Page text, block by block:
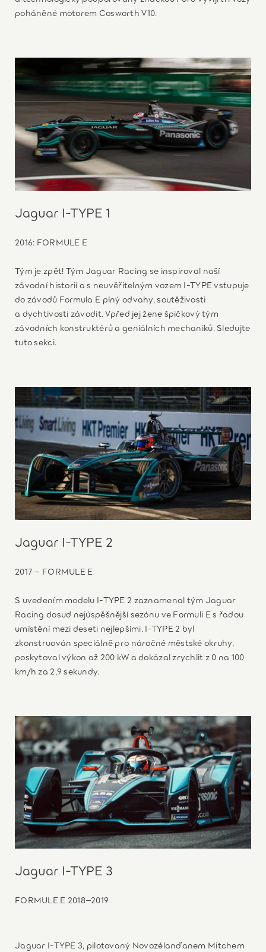
poháněné motorem Cosworth V10.
Jaguar I-TYPE 1
2016: FORMULE E
Tým je zpět! Tým Jaguar Racing se inspiroval naší
závodní historií a s neuvěřitelným vozem I‑TYPE vstupuje
do závodů Formula E plný odvahy, soutěživosti
a dychtivosti závodit. Vpřed jej žene špičkový tým
závodních konstruktérů a geniálních mechaniků. Sledujte
tuto sekci.
Jaguar I-TYPE 2
2017 – FORMULE E
S uvedením modelu I-TYPE 2 zaznamenal tým Jaguar
Racing dosud nejúspěšnější sezónu ve Formuli E s řadou
umístění mezi deseti nejlepšími. I-TYPE 2 byl
zkonstruován speciálně pro náročné městské okruhy,
poskytoval výkon až 200 kW a dokázal zrychlit z 0 na 100
km/h za 2,9 sekundy.
Jaguar I-TYPE 3
FORMULE E 2018–2019
Jaguar I-TYPE 3, pilotovaný Novozélanďanem Mitchem